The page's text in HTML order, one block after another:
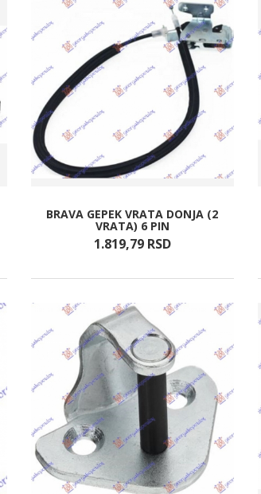
BRAVA GEPEK VRATA DONJA (2
VRATA) 6 PIN
1.819,79 RSD